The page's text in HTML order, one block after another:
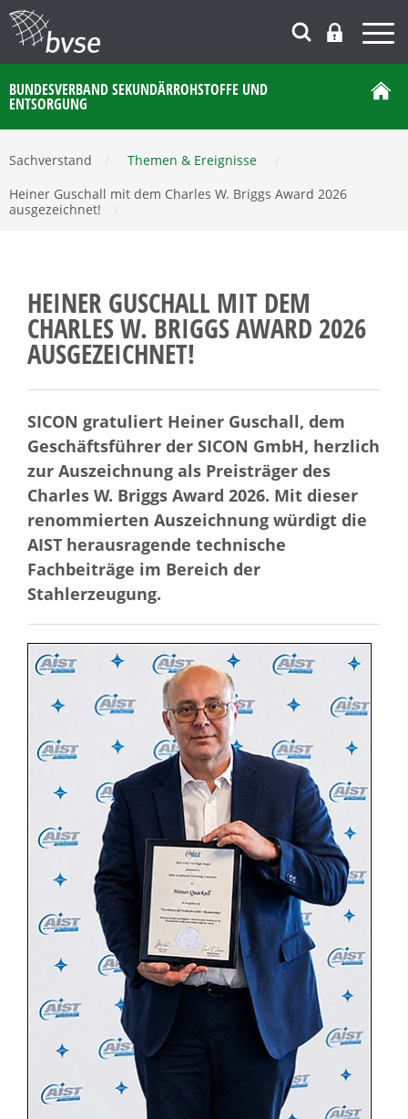
BUNDESVERBAND SEKUNDÄRROHSTOFFE UND
ENTSORGUNG
Sachverstand Themen & Ereignisse
Heiner Guschall mit dem Charles W. Briggs Award 2026
ausgezeichnet!
HEINER GUSCHALL MIT DEM
CHARLES W. BRIGGS AWARD 2026
AUSGEZEICHNET!
SICON gratuliert Heiner Guschall, dem
Geschäftsführer der SICON GmbH, herzlich
zur Auszeichnung als Preisträger des
Charles W. Briggs Award 2026. Mit dieser
renommierten Auszeichnung würdigt die
AIST herausragende technische
Fachbeiträge im Bereich der
Stahlerzeugung.